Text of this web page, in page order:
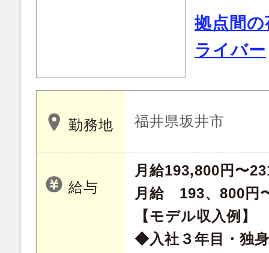
拠点間
ライバー
勤務地 福井県坂井市
給与
月給193,800円〜
月給 193、800円
【モデル収入例】
◆入社３年目・独身